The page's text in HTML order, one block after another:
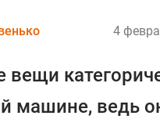
4
вещи
машине, ведь